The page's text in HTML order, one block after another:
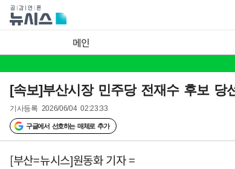
메인
[속보]부산시장 민주당 전재수 후보 당
기사등록 2026/06/04 02:23:33
구글에서 선호하는 매체로 추가
[부산=뉴시스]원동화 기자 =